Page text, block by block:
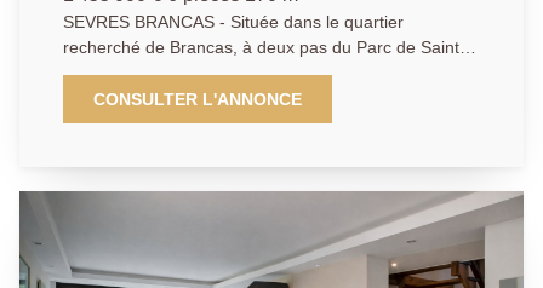
SEVRES BRANCAS - Située dans le quartier
recherché de Brancas, à deux pas du Parc de Saint-
Cloud, des écoles internationales et de la gare (la
Défense/Saint-Lazare), cette maison d'architecte allie
charme de l'ancien et confort contemporain grâce à
cathédrale et cheminée, ainsi qu'une grande cuisine
dinatoire ouvrant sur terrasse et un jardin paysagé.
Coté nuit, 4 chambres, un bureau baigné de lumière,
une salle de bains et une salle de douche. Un cadre
CONSULTER L'ANNONCE